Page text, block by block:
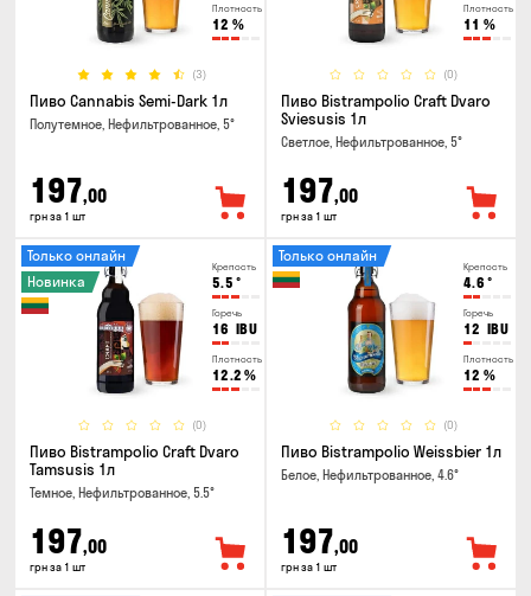
Плотность
12 %
(3)
Пиво Cannabis Semi-Dark 1л
Полутемное, Нефильтрованное, 5°
197,00
грн за 1 шт
Плотность
11 %
(0)
Пиво Bistrampolio Craft Dvaro
Sviesusis 1л
Светлое, Нефильтрованное, 5°
197,00
грн за 1 шт
Крепость
5.5 °
Горечь
16 IBU
Плотность
12.2 %
(0)
Только онлайн
Новинка
Пиво Bistrampolio Craft Dvaro
Tamsusis 1л
Темное, Нефильтрованное, 5.5°
197,00
грн за 1 шт
Крепость
4.6 °
Горечь
12 IBU
Плотность
12 %
(0)
Только онлайн
Пиво Bistrampolio Weissbier 1л
Белое, Нефильтрованное, 4.6°
197,00
грн за 1 шт